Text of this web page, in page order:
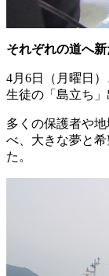
それぞれの道へ
4月6日（月曜日
生徒の「島立ち」
多くの保護者や
べ、大きな夢と
た。